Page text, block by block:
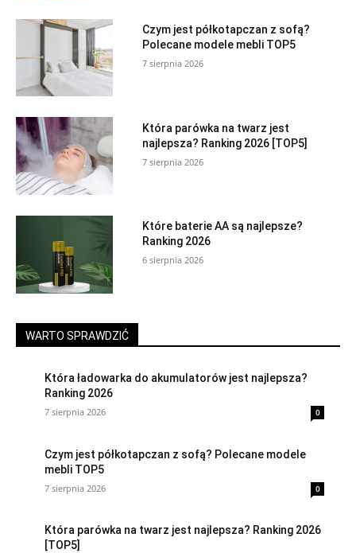
Czym jest półkotapczan z sofą?
Polecane modele mebli TOP5
7 sierpnia 2026
Która parówka na twarz jest
najlepsza? Ranking 2026 [TOP5]
7 sierpnia 2026
Które baterie AA są najlepsze?
Ranking 2026
6 sierpnia 2026
WARTO SPRAWDZIĆ
Która ładowarka do akumulatorów jest najlepsza?
Ranking 2026
7 sierpnia 2026 0
Czym jest półkotapczan z sofą? Polecane modele
mebli TOP5
7 sierpnia 2026 0
Która parówka na twarz jest najlepsza? Ranking 2026
[TOP5]